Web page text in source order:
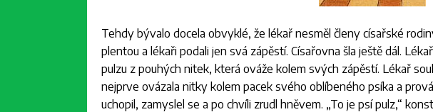
Tehdy bývalo docela obvyklé, že lékař nesměl členy císařské
plentou a lékaři podali jen svá zápěstí. Císařovna šla ještě dál.
pulzu z pouhých nitek, která ováže kolem svých zápěstí. Lékař
nejprve ovázala nitky kolem pacek svého oblíbeného psíka a
uchopil, zamyslel se a po chvíli zrudl hněvem. „To je psí pulz,“